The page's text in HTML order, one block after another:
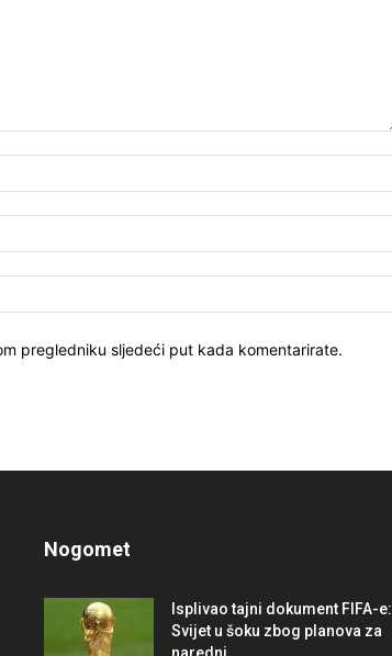
pregledniku sljedeći put kada komentarirate.
Nogomet
Isplivao tajni dokument FIFA-e:
Svijet u šoku zbog planova za